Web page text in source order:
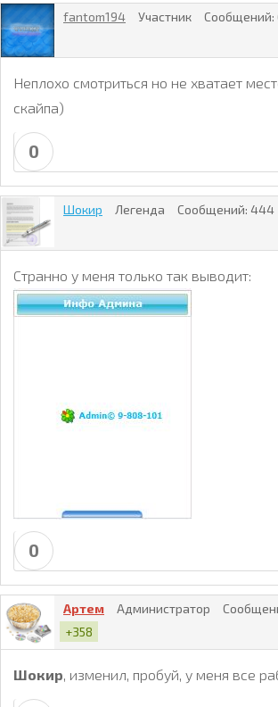
fantom194 Участник Сообщений:
Неплохо смотриться но не хватает
скайпа)
0
Шокир Легенда Сообщений: 444
Странно у меня только так выводит:
0
Артем Администратор
+358
Шокир , изменил, пробуй, у меня все